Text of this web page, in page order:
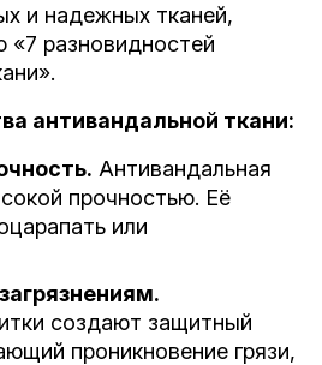
и надежных тканей,
«7 разновидностей
».
антивандальной ткани:
Антивандальная
прочностью. Её
или
создают защитный
проникновение грязи,